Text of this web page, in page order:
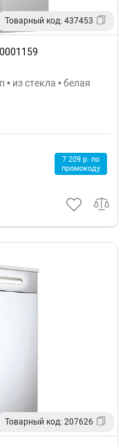
Товарный код: 437453
из стекла • белая
7 209 р. по
промокоду
Товарный код: 207626